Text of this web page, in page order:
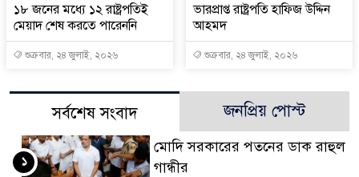
১৮ জনের মধ্যে ১২ রাষ্ট্রপতিই
মেয়াদ শেষ করতে পারেননি
শুক্রবার, ২৪ জুলাই, ২০২৬
ভারপ্রাপ্ত রাষ্ট্রপতি হাফিজ উদ্দিন
আহমদ
শুক্রবার, ২৪ জুলাই, ২০২৬
সর্বশেষ সংবাদ জনপ্রিয় পোস্ট
মোদি সরকারের পতনের ডাক রাহুল
গান্ধীর
১